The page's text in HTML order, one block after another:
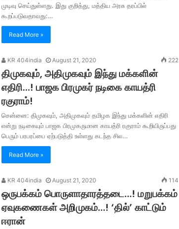
முடிவு செய்துள்ளது. இது குறித்து, மத்திய அரசு தரப்பில்
கூறப்படுவதாவது:…
Read More »
KR 404india August 21, 2020 222
திமுகவும், அதிமுகவும் இந்து மக்களின்
எதிரி…! பாஜக பிரமுகர் நடிகை காயத்ரி
ரகுராம்!
சென்னை: திமுகவும், அதிமுகவும் தமிழக இந்து மக்களின் எதிரி
என்று நடிகையும் பாஜக பிரமுகருமான காயத்ரி ரகுராம் கூறியிருப்பது
பெரும் பரபரப்பை ஏற்படுத்தி உள்ளது கடந்த சில…
Read More »
KR 404india August 21, 2020 114
ஒருபக்கம் பொருளாதாரத்தடை…! மறுபக்கம்
ஏவுகணைகள் அறிமுகம்…! ‘தில்’ காட்டும்
ஈரான்